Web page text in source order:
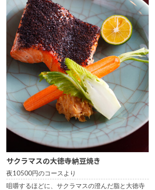
サクラマスの大徳寺納豆焼き
夜10500円のコースより
咀嚼するほどに、サクラマスの澄んだ脂と大徳寺